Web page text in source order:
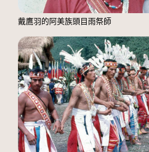
戴鷹羽的阿美族頭目雨祭師